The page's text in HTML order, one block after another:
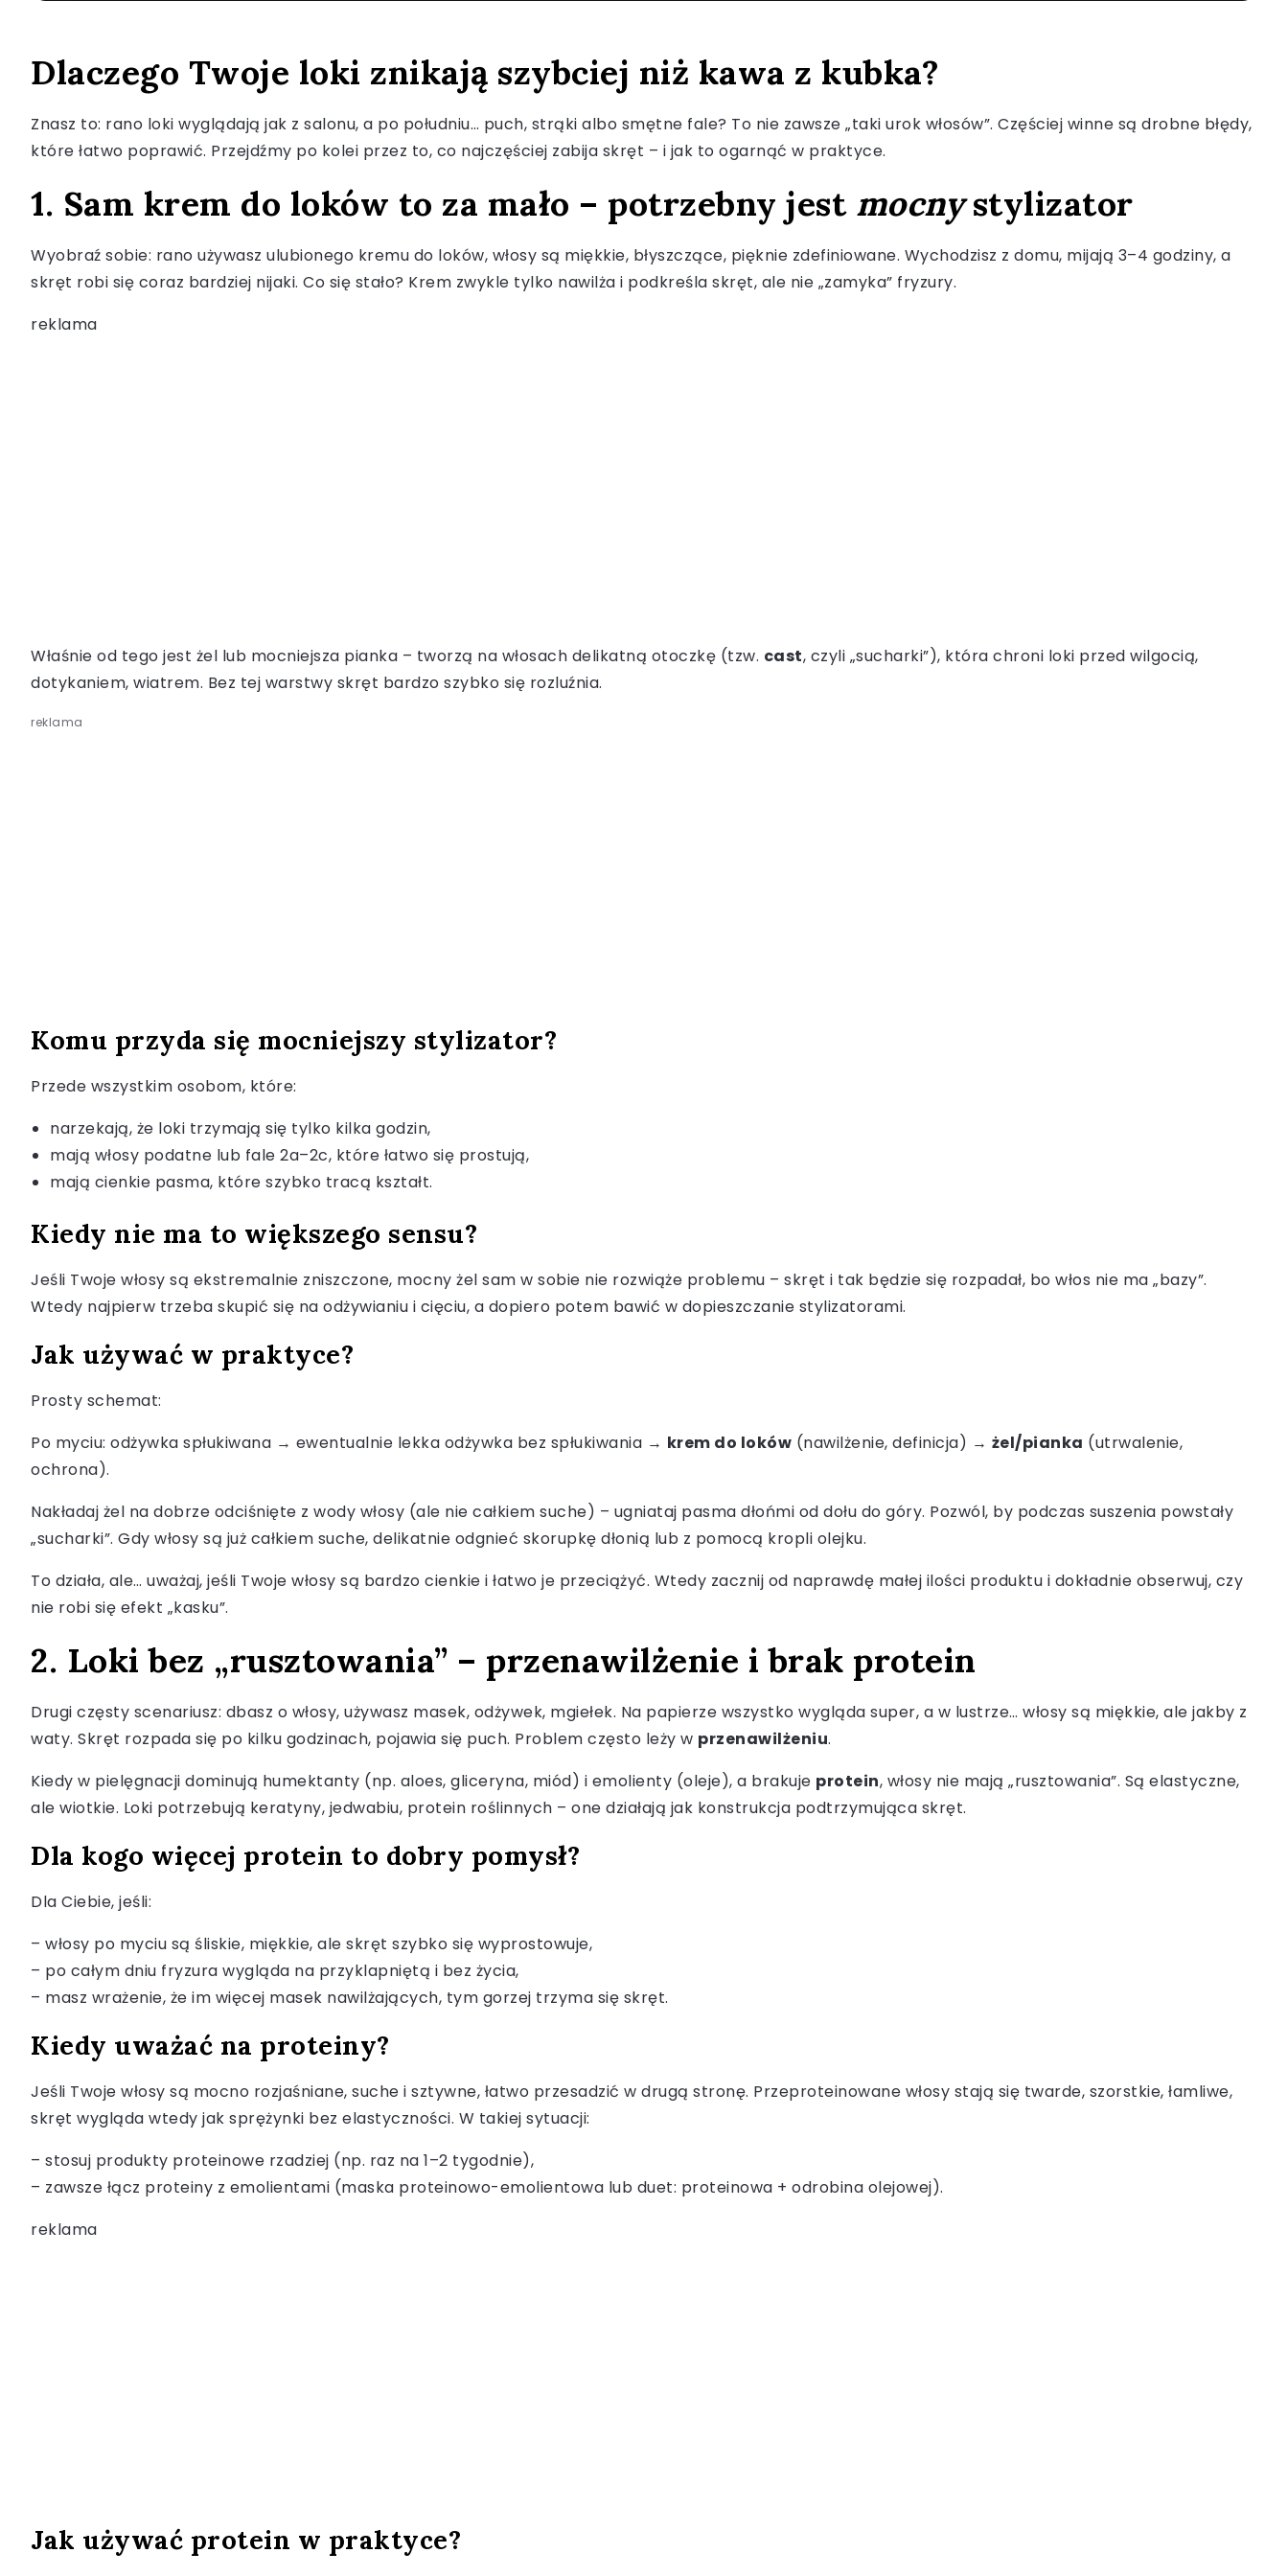
Dlaczego Twoje loki znikają szybciej niż kawa z kubka?
Znasz to: rano loki wyglądają jak z salonu, a po południu… puch, strąki albo smętne fale? To nie zawsze „taki urok włosów”. Częściej winne są drobne błędy,
które łatwo poprawić. Przejdźmy po kolei przez to, co najczęściej zabija skręt – i jak to ogarnąć w praktyce.
1. Sam krem do loków to za mało – potrzebny jest mocnystylizator
Wyobraź sobie: rano używasz ulubionego kremu do loków, włosy są miękkie, błyszczące, pięknie zdefiniowane. Wychodzisz z domu, mijają 3–4 godziny, a
skręt robi się coraz bardziej nijaki. Co się stało? Krem zwykle tylko nawilża i podkreśla skręt, ale nie „zamyka” fryzury.
reklama
Właśnie od tego jest żel lub mocniejsza pianka – tworzą na włosach delikatną otoczkę (tzw. cast, czyli „sucharki”), która chroni loki przed wilgocią,
dotykaniem, wiatrem. Bez tej warstwy skręt bardzo szybko się rozluźnia.
reklama
Komu przyda się mocniejszy stylizator?
Przede wszystkim osobom, które:
narzekają, że loki trzymają się tylko kilka godzin,
mają włosy podatne lub fale 2a–2c, które łatwo się prostują,
mają cienkie pasma, które szybko tracą kształt.
Kiedy nie ma to większego sensu?
Jeśli Twoje włosy są ekstremalnie zniszczone, mocny żel sam w sobie nie rozwiąże problemu – skręt i tak będzie się rozpadał, bo włos nie ma „bazy”.
Wtedy najpierw trzeba skupić się na odżywianiu i cięciu, a dopiero potem bawić w dopieszczanie stylizatorami.
Jak używać w praktyce?
Prosty schemat:
Po myciu: odżywka spłukiwana → ewentualnie lekka odżywka bez spłukiwania → krem do loków (nawilżenie, definicja) → żel/pianka (utrwalenie,
ochrona).
Nakładaj żel na dobrze odciśnięte z wody włosy (ale nie całkiem suche) – ugniataj pasma dłońmi od dołu do góry. Pozwól, by podczas suszenia powstały
„sucharki”. Gdy włosy są już całkiem suche, delikatnie odgnieć skorupkę dłonią lub z pomocą kropli olejku.
To działa, ale… uważaj, jeśli Twoje włosy są bardzo cienkie i łatwo je przeciążyć. Wtedy zacznij od naprawdę małej ilości produktu i dokładnie obserwuj, czy
nie robi się efekt „kasku”.
2. Loki bez „rusztowania” – przenawilżenie i brak protein
Drugi częsty scenariusz: dbasz o włosy, używasz masek, odżywek, mgiełek. Na papierze wszystko wygląda super, a w lustrze… włosy są miękkie, ale jakby z
waty. Skręt rozpada się po kilku godzinach, pojawia się puch. Problem często leży w przenawilżeniu.
Kiedy w pielęgnacji dominują humektanty (np. aloes, gliceryna, miód) i emolienty (oleje), a brakuje protein, włosy nie mają „rusztowania”. Są elastyczne,
ale wiotkie. Loki potrzebują keratyny, jedwabiu, protein roślinnych – one działają jak konstrukcja podtrzymująca skręt.
Dla kogo więcej protein to dobry pomysł?
Dla Ciebie, jeśli:
– włosy po myciu są śliskie, miękkie, ale skręt szybko się wyprostowuje,
– po całym dniu fryzura wygląda na przyklapniętą i bez życia,
– masz wrażenie, że im więcej masek nawilżających, tym gorzej trzyma się skręt.
Kiedy uważać na proteiny?
Jeśli Twoje włosy są mocno rozjaśniane, suche i sztywne, łatwo przesadzić w drugą stronę. Przeproteinowane włosy stają się twarde, szorstkie, łamliwe,
skręt wygląda wtedy jak sprężynki bez elastyczności. W takiej sytuacji:
– stosuj produkty proteinowe rzadziej (np. raz na 1–2 tygodnie),
– zawsze łącz proteiny z emolientami (maska proteinowo-emolientowa lub duet: proteinowa + odrobina olejowej).
reklama
Jak używać protein w praktyce?